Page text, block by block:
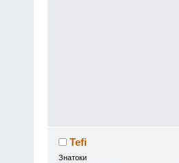
Tefi
Знатоки